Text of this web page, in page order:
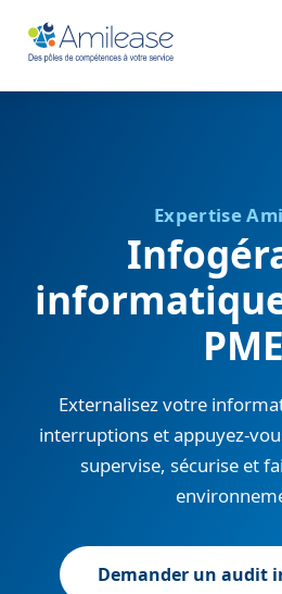
Expertise
PME
Externalisez votre
interruptions et appuyez-
supervise, sécurise et
Demander un audit